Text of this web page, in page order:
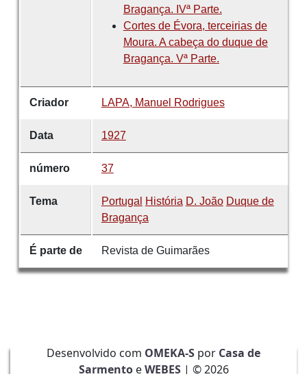
Bragança. IVª Parte.
Cortes de Évora, terceirias de
Moura. A cabeça do duque de
Bragança. Vª Parte.
Criador LAPA, Manuel Rodrigues
Data 1927
número 37
Tema Portugal História D. João Duque de
Bragança
É parte de Revista de Guimarães
Desenvolvido com OMEKA-S por Casa de
SarmentoeWEBES| ©2026